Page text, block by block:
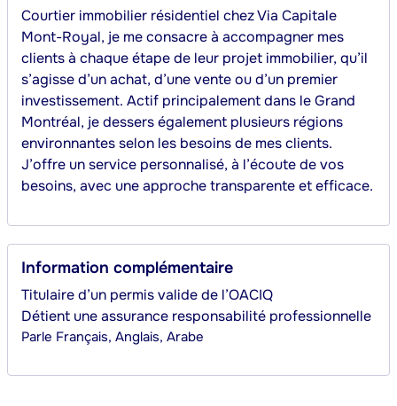
Courtier immobilier résidentiel chez Via Capitale
Mont-Royal, je me consacre à accompagner mes
clients à chaque étape de leur projet immobilier, qu’il
s’agisse d’un achat, d’une vente ou d’un premier
investissement. Actif principalement dans le Grand
Montréal, je dessers également plusieurs régions
environnantes selon les besoins de mes clients.
J’offre un service personnalisé, à l’écoute de vos
besoins, avec une approche transparente et efficace.
Information complémentaire
Titulaire d’un permis valide de l’OACIQ
Détient une assurance responsabilité professionnelle
Parle Français, Anglais, Arabe